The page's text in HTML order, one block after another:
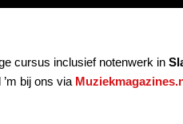
cursus inclusief notenwerk in
bij ons via